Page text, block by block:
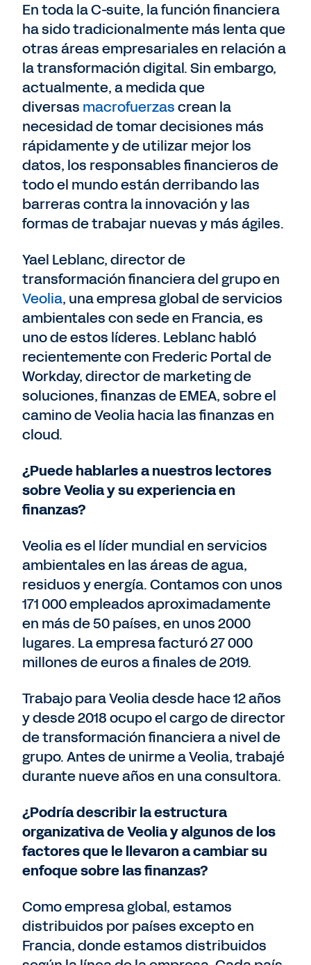
En toda la C-suite, la función financiera
ha sido tradicionalmente más lenta que
otras áreas empresariales en relación a
la transformación digital. Sin embargo,
actualmente, a medida que
diversas macrofuerzascrean la
necesidad de tomar decisiones más
rápidamente y de utilizar mejor los
datos, los responsables financieros de
todo el mundo están derribando las
barreras contra la innovación y las
formas de trabajar nuevas y más ágiles.
Yael Leblanc, director de
transformación financiera del grupo en
Veolia, una empresa global de servicios
ambientales con sede en Francia, es
uno de estos líderes. Leblanc habló
recientemente con Frederic Portal de
Workday, director de marketing de
soluciones, finanzas de EMEA, sobre el
camino de Veolia hacia las finanzas en
cloud.
¿Puede hablarles a nuestros lectores
sobre Veolia y su experiencia en
finanzas?
Veolia es el líder mundial en servicios
ambientales en las áreas de agua,
residuos y energía. Contamos con unos
171 000 empleados aproximadamente
en más de 50 países, en unos 2000
lugares. La empresa facturó 27 000
millones de euros a finales de 2019.
Trabajo para Veolia desde hace 12 años
y desde 2018 ocupo el cargo de director
de transformación financiera a nivel de
grupo. Antes de unirme a Veolia, trabajé
durante nueve años en una consultora.
¿Podría describir la estructura
organizativa de Veolia y algunos de los
factores que le llevaron a cambiar su
enfoque sobre las finanzas?
Como empresa global, estamos
distribuidos por países excepto en
Francia, donde estamos distribuidos